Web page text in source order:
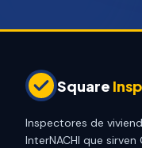
Square
Inspectores de
InterNACHI que